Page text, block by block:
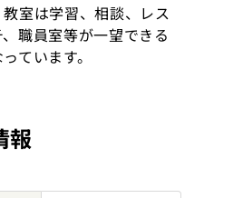
教室は学習、相談、レス
職員室等が一望できる
ています。
報